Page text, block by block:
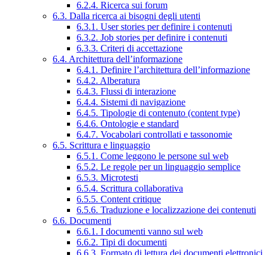
6.2.4. Ricerca sui forum
6.3. Dalla ricerca ai bisogni degli utenti
6.3.1. User stories per definire i contenuti
6.3.2. Job stories per definire i contenuti
6.3.3. Criteri di accettazione
6.4. Architettura dell’informazione
6.4.1. Definire l’architettura dell’informazione
6.4.2. Alberatura
6.4.3. Flussi di interazione
6.4.4. Sistemi di navigazione
6.4.5. Tipologie di contenuto (content type)
6.4.6. Ontologie e standard
6.4.7. Vocabolari controllati e tassonomie
6.5. Scrittura e linguaggio
6.5.1. Come leggono le persone sul web
6.5.2. Le regole per un linguaggio semplice
6.5.3. Microtesti
6.5.4. Scrittura collaborativa
6.5.5. Content critique
6.5.6. Traduzione e localizzazione dei contenuti
6.6. Documenti
6.6.1. I documenti vanno sul web
6.6.2. Tipi di documenti
6.6.3. Formato di lettura dei documenti elettronici